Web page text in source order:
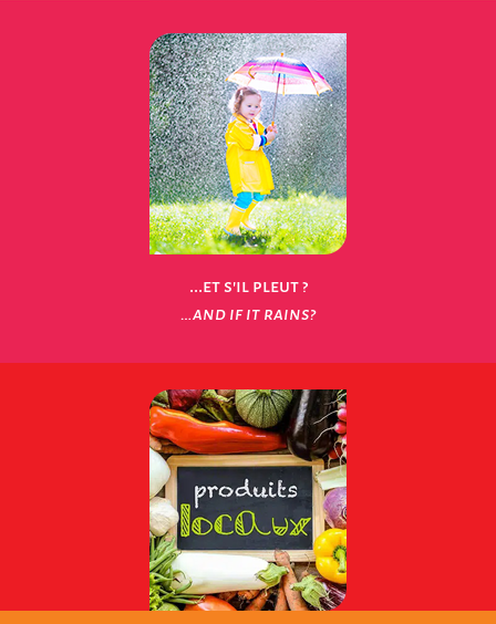
Loisirs Sensations
Leisures Sensations
...et s'il pleut ?
…and if it rains?